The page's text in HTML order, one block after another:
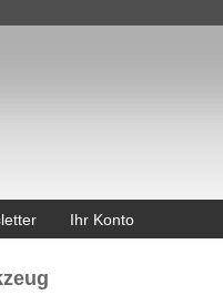
Ihr Konto